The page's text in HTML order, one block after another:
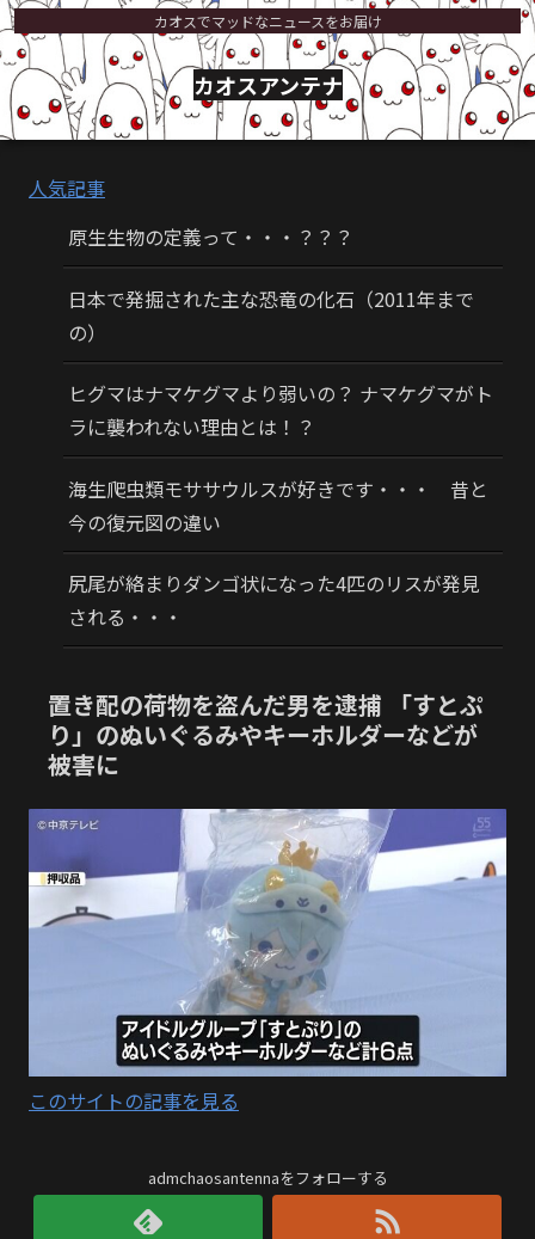
カオスでマッドなニュースをお届け
カオスアンテナ
人気記事
原生生物の定義って・・・？？？
日本で発掘された主な恐竜の化石（2011年まで
の）
ヒグマはナマケグマより弱いの？ ナマケグマがト
ラに襲われない理由とは！？
海生爬虫類モササウルスが好きです・・・ 昔と
今の復元図の違い
尻尾が絡まりダンゴ状になった4匹のリスが発見
される・・・
置き配の荷物を盗んだ男を逮捕 「すとぷ
り」のぬいぐるみやキーホルダーなどが
被害に
このサイトの記事を見る
admchaosantennaをフォローする